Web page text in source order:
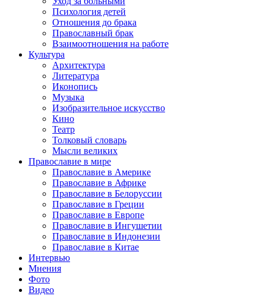
Психология детей
Отношения до брака
Православный брак
Взаимоотношения на работе
Культура
Архитектура
Литература
Иконопись
Музыка
Изобразительное искусство
Кино
Театр
Толковый словарь
Мысли великих
Православие в мире
Православие в Америке
Православие в Африке
Православие в Белоруссии
Православие в Греции
Православие в Европе
Православие в Ингушетии
Православие в Индонезии
Православие в Китае
Интервью
Мнения
Фото
Видео